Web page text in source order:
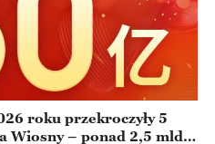
roku przekroczyły 5
Wiosny – ponad 2,5 mld